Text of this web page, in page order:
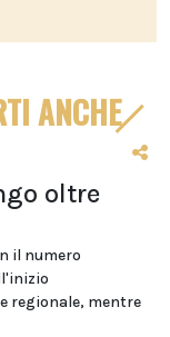
ANCHE
oltre
il numero
regionale, mentre